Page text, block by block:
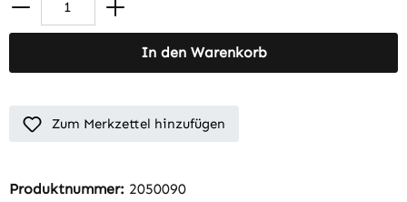
In den Warenkorb
Zum Merkzettel hinzufügen
Produktnummer: 2050090